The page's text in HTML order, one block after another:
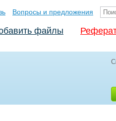
Вопросы и предложения
файлы